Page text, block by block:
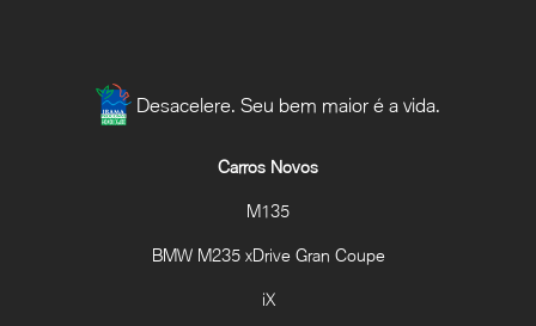
Desacelere. Seu bem maior é a vida.
Carros Novos
M135
BMW M235 xDrive Gran Coupe
iX